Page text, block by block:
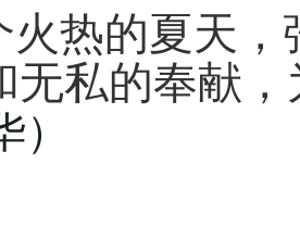
火热的夏天
无私的奉献
）